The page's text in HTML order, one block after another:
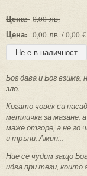
Цена: 0,00 лв.
Цена: 0,00 лв. / 0,00 €
Бог дава и Бог взима,
зло.
Когато човек си
метличка за мазане,
маже отгоре, а не го
и тръни. Амин...
Ние се чудим защо
идва при тези, които